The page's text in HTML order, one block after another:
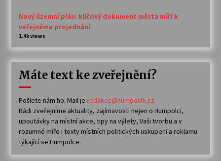
Nový územní plán: klíčový dokument města míří k
veřejnému projednání
1.4k views
Máte text ke zveřejnění?
Pošlete nám ho. Mail je redakce@humpolak.cz
Rádi zveřejníme aktuality, zajímavosti nejen o Humpolci,
upoutávky na místní akce, tipy na výlety, Vaši tvorbu a v
rozumné míře i texty místních politických uskupení a reklamu
týkající se Humpolce.